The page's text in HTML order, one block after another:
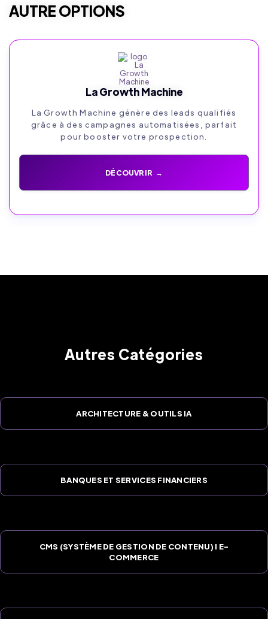
AUTRE OPTIONS
La Growth Machine
La Growth Machine génère des leads qualifiés
grâce à des campagnes automatisées, parfait
pour booster votre prospection.
DÉCOUVRIR →
Autres Catégories
ARCHITECTURE & OUTILS IA
BANQUES ET SERVICES FINANCIERS
CMS (SYSTÈME DE GESTION DE CONTENU) I E-
COMMERCE